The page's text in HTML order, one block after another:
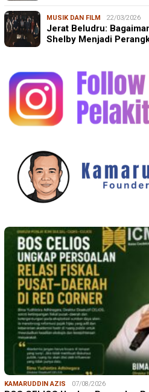
MUSIK DAN FILM 22/03/2026
Jerat Beludru:
Shelby Menjadi
KAMARUDDIN AZIS 07/08/2026